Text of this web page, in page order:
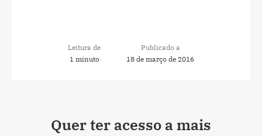
Leitura de
1 minuto
Publicado a
18 de março de 2016
Quer ter acesso a mais